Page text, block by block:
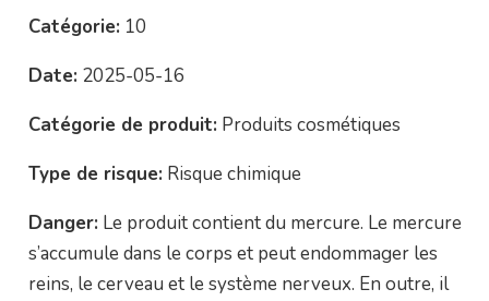
Catégorie: 10
Date: 2025-05-16
Catégorie de produit: Produits cosmétiques
Type de risque: Risque chimique
Danger: Le produit contient du mercure. Le mercure
s’accumule dans le corps et peut endommager les
reins, le cerveau et le système nerveux. En outre, il